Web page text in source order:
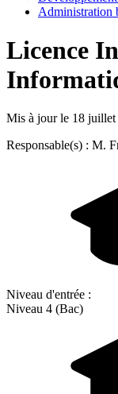
Administration
Licence
Mis à jour le 18 juillet
Responsable(s) : M.
Niveau d'entrée :
Niveau 4 (Bac)